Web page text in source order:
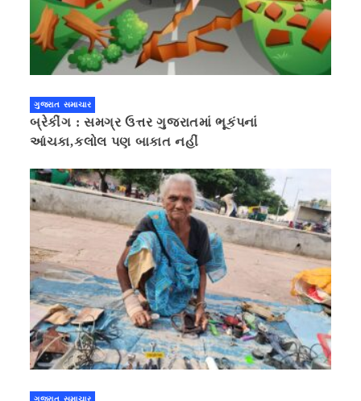
ગુજરાત સમાચાર
બ્રેકીંગ : સમગ્ર ઉત્તર ગુજરાતમાં ભૂકંપનાં
આંચકા,કલોલ પણ બાકાત નહીં
ગુજરાત સમાચાર